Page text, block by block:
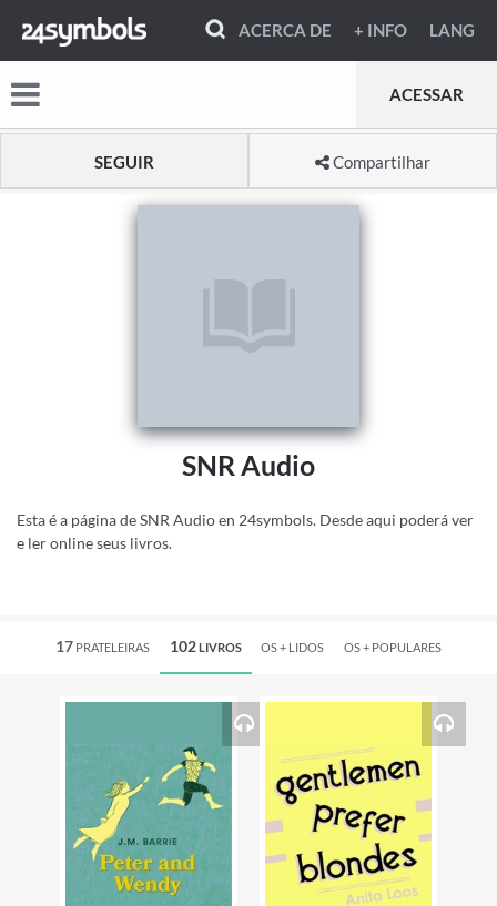
ACERCA DE + INFO LANG
ACESSAR
SEGUIR Compartilhar
SNR Audio
Esta é a página de SNR Audio en 24symbols. Desde aqui poderá ver
e ler online seus livros.
17PRATELEIRAS 102LIVROS OS + LIDOS OS + POPULARES